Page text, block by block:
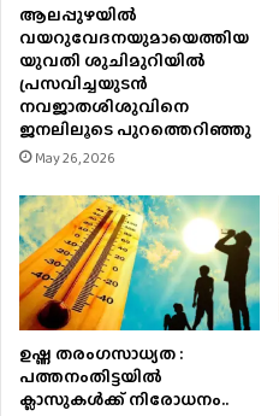
ആലപ്പുഴയിൽ
വയറുവേദനയുമായെത്തിയ
യുവതി ശുചിമുറിയിൽ
പ്രസവിച്ചയുടൻ
നവജാതശിശുവിനെ
ജനലിലൂടെ പുറത്തെറിഞ്ഞു
May 26, 2026
ഉഷ്ണ തരംഗസാധ്യത :
പത്തനംതിട്ടയില്‍
ക്ലാസുകള്‍ക്ക് നിരോധനം..